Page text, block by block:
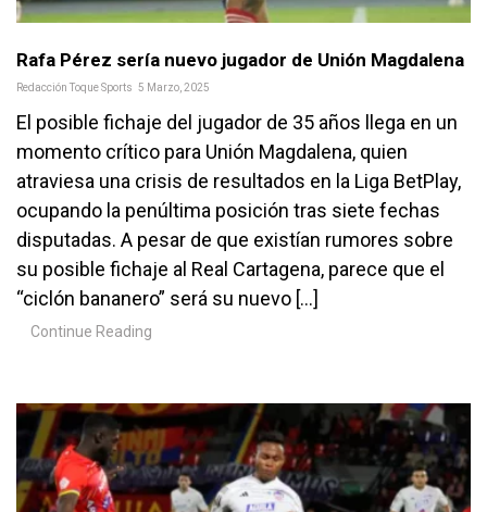
Rafa Pérez sería nuevo jugador de Unión Magdalena
Redacción Toque Sports 5 Marzo, 2025
El posible fichaje del jugador de 35 años llega en un
momento crítico para Unión Magdalena, quien
atraviesa una crisis de resultados en la Liga BetPlay,
ocupando la penúltima posición tras siete fechas
disputadas. A pesar de que existían rumores sobre
su posible fichaje al Real Cartagena, parece que el
“ciclón bananero” será su nuevo […]
Continue Reading